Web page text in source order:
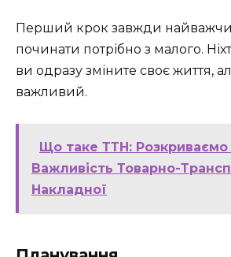
Перший крок завжди
починати потрібно з малого.
ви одразу зміните своє життя,
важливий.
Що таке ТТН: Розкриваємо
Важливість Товарно-
Накладної